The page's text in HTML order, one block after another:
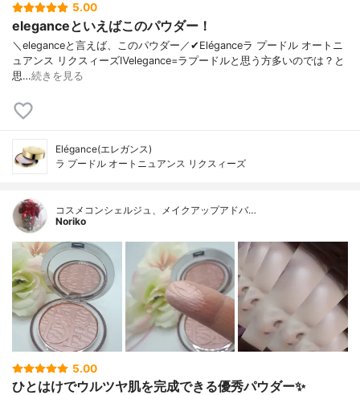
5.00
eleganceといえばこのパウダー！
＼eleganceと言えば、このパウダー／✔︎Eléganceラ プードル オートニ
ュアンス リクスィーズⅣelegance=ラプードルと思う方多いのでは？と
思…続きを見る
Elégance(エレガンス)
ラ プードル オートニュアンス リクスィーズ
コスメコンシェルジュ、メイクアップアドバ…
Noriko
5.00
ひとはけでウルツヤ肌を完成できる優秀パウダー✨